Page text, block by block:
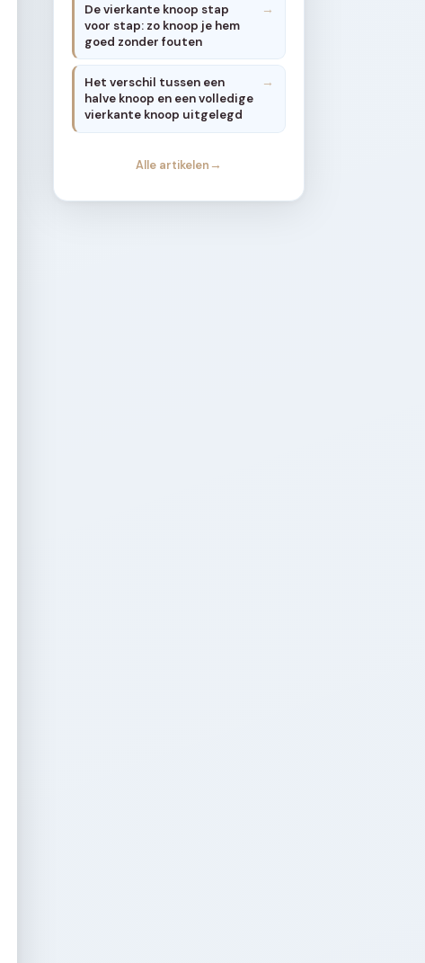
De vierkante knoop stap
voor stap: zo knoop je hem
goed zonder fouten
Het verschil tussen een
halve knoop en een volledige
vierkante knoop uitgelegd
Alle artikelen